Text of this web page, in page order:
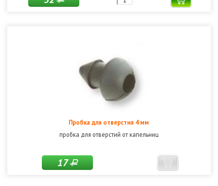
Пробка для отверстия 4 мм
пробка для отверстий от капельниц
17Р